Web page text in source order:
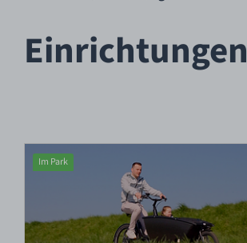
Einrichtungen
Im Park